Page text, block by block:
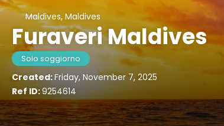
Maldives, Maldives
Furaveri Maldives
Solo soggiorno
Created:Friday, November 7, 2025
Ref ID:9254614